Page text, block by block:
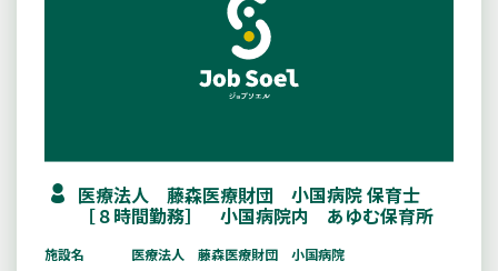
医療法人 藤森医療財団 小国病院 保育士
［８時間勤務］ 小国病院内 あゆむ保育所
施設名
医療法人 藤森医療財団 小国病院